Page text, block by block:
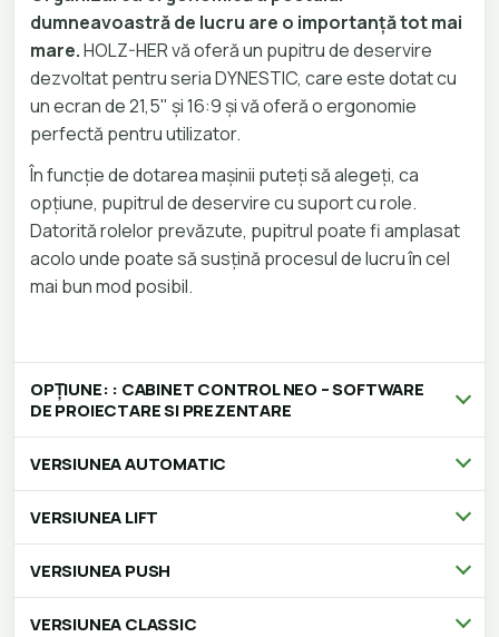
dumneavoastră de lucru are o importanță tot mai
mare.HOLZ-HER vă oferă un pupitru de deservire
dezvoltat pentru seria DYNESTIC, care este dotat cu
un ecran de 21,5" și 16:9 și vă oferă o ergonomie
perfectă pentru utilizator.
În funcție de dotarea mașinii puteți să alegeți, ca
opțiune, pupitrul de deservire cu suport cu role.
Datorită rolelor prevăzute, pupitrul poate fi amplasat
acolo unde poate să susțină procesul de lucru în cel
mai bun mod posibil.
OPȚIUNE: : CABINET CONTROL NEO – SOFTWARE
DE PROIECTARE SI PREZENTARE
VERSIUNEA AUTOMATIC
VERSIUNEA LIFT
VERSIUNEA PUSH
VERSIUNEA CLASSIC